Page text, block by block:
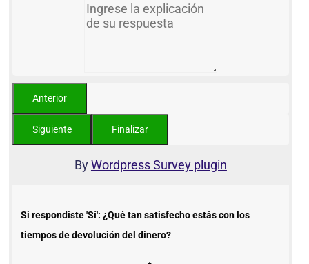
ByWordpress Survey plugin
Si respondiste 'Sí': ¿Qué tan satisfecho estás con los
tiempos de devolución del dinero?